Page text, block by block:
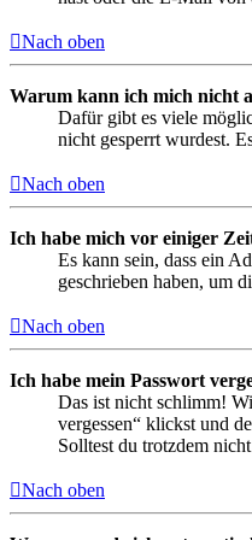
Nach oben
Warum kann ich mich nicht
Dafür gibt es viele
nicht gesperrt wurdest.
Nach oben
Ich habe mich vor einiger
Es kann sein, dass ein
geschrieben haben, um
Nach oben
Ich habe mein Passwort
Das ist nicht schlimm!
vergessen“ klickst und
Solltest du trotzdem
Nach oben